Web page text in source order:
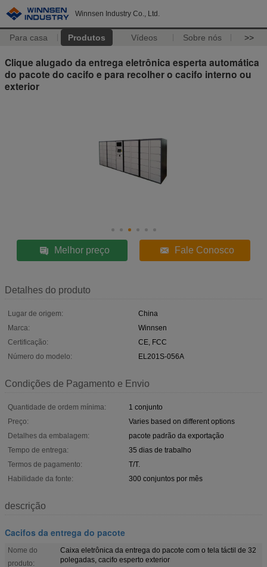
Winnsen Industry Co., Ltd.
Para casa Produtos Vídeos Sobre nós >>
Clique alugado da entrega eletrônica esperta automática
do pacote do cacifo e para recolher o cacifo interno ou
exterior
Melhor preço Fale Conosco
Detalhes do produto
Lugar de origem:
China
Marca:
Winnsen
Certificação:
CE, FCC
Número do modelo:
EL201S-056A
Condições de Pagamento e Envio
Quantidade de ordem mínima:
1 conjunto
Preço:
Varies based on different options
Detalhes da embalagem:
pacote padrão da exportação
Tempo de entrega:
35 dias de trabalho
Termos de pagamento:
T/T.
Habilidade da fonte:
300 conjuntos por mês
descrição
Cacifos da entrega do pacote
Nome do
produto:
Caixa eletrônica da entrega do pacote com o tela táctil de 32
polegadas, cacifo esperto exterior